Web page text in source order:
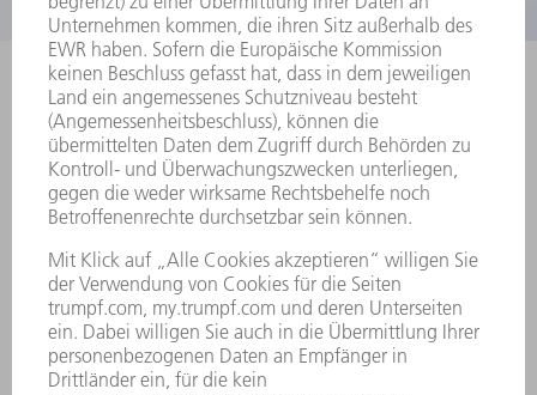
Easy Kits
Einfacher und schneller Kühlwasserwechsel durch
Baureihen spezifische Easy Kits
Das Intervall für die Kühlwasserwartung beträgt in der
Regel 12 Monate, daher sind Original Easy Kits für für
diesen Zeitraum ausgelegt
Verlängerung der Lebensdauer von Resonator und
Optiken durch speziell abgestimmte
Zusammensetzung der Easy Kits